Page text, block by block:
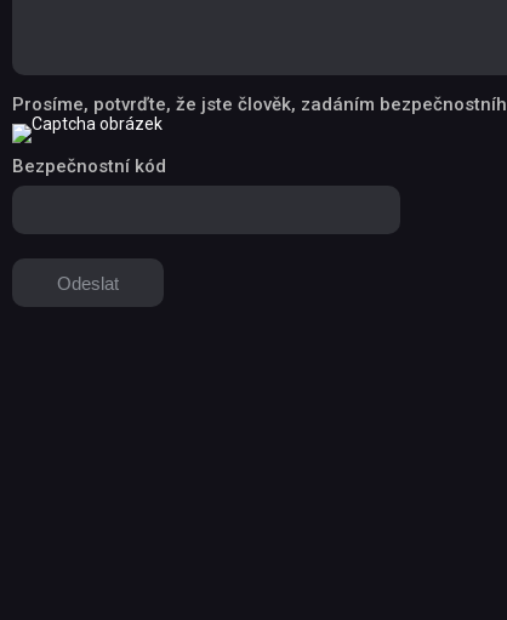
Prosíme, potvrďte, že jste člověk, zadáním
Bezpečnostní kód